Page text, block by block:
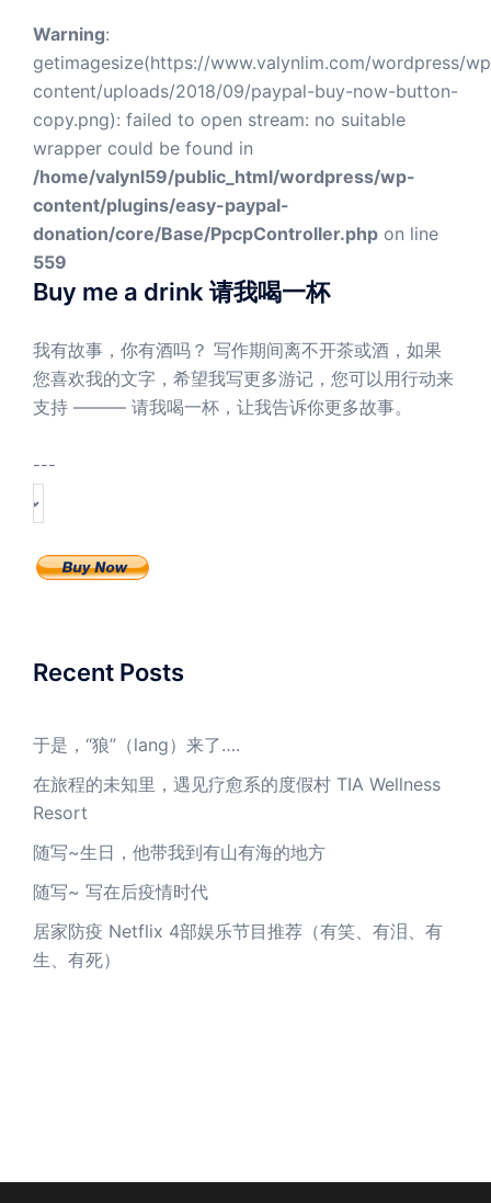
Warning:
getimagesize(https://www.valynlim.com/wordpress/
content/uploads/2018/09/paypal-buy-now-button-
copy.png): failed to open stream: no suitable
wrapper could be found in
/home/valynl59/public_html/wordpress/wp-
content/plugins/easy-paypal-
donation/core/Base/PpcpController.php on line
559
Buy me a drink 请我喝一杯
我有故事，你有酒吗？ 写作期间离不开茶或酒，如果
您喜欢我的文字，希望我写更多游记，您可以用行动来
支持 ——— 请我喝一杯，让我告诉你更多故事。
---
Recent Posts
于是，“狼”（lang）来了….
在旅程的未知里，遇见疗愈系的度假村 TIA Wellness
Resort
随写~生日，他带我到有山有海的地方
随写~ 写在后疫情时代
居家防疫 Netflix 4部娱乐节目推荐（有笑、有泪、有
生、有死）